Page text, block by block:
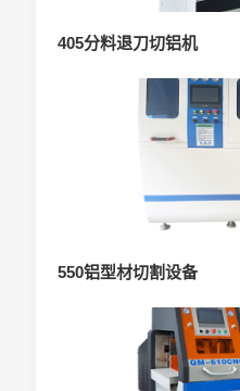
405分料退刀切铝机
550铝型材切割设备